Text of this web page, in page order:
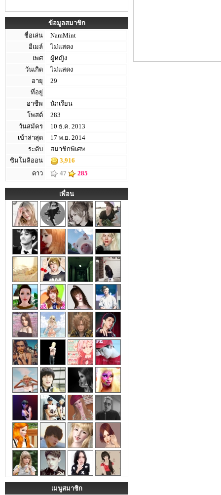
ข้อมูลสมาชิก
ชื่อเล่น
NamMint
อีเมล์
ไม่แสดง
เพศ
ผู้หญิง
วันเกิด
ไม่แสดง
อายุ
29
ที่อยู่
อาชีพ
นักเรียน
โพสต์
283
วันสมัคร
10 ธ.ค. 2013
เข้าล่าสุด
17 พ.ย. 2014
ระดับ
สมาชิกพิเศษ
ซิมโมลิออน
3,916
ดาว
47 285
เพื่อน
เมนูสมาชิก